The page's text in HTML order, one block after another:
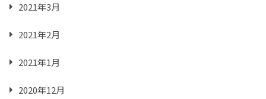
2021年3月
2021年2月
2021年1月
2020年12月